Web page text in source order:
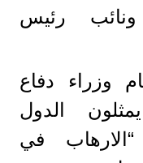
رئيس
وزراء دفاع
الدول
في